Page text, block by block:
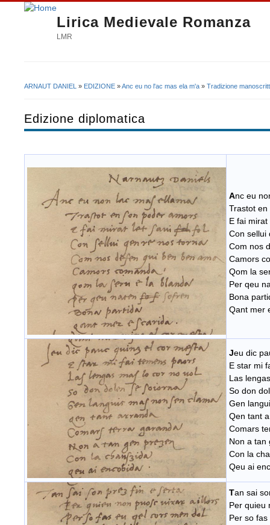
Lirica Medievale Romanza
LMR
ARNAUT DANIEL » EDIZIONE »Anc eu no l'ac mas ela m'a » Tradizione
Edizione diplomatica
Anc eu
Trastot
E fai
Con sellui
Com nos
Camors
Qom la
Per qeu
Bona
Qant mer
Jeu dic
E star mi
Las
So don
Gen
Qen tant
Comars
Non a tan
Con la
Qeu ai
Tan sai
Per quieu
Per so